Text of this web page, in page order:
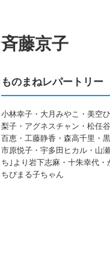
斉藤京子
ものまねレパートリー
小林幸子・大月みやこ・美空
梨子・アグネスチャン・松任
百恵・工藤静香・森高千里・
市原悦子・宇多田ヒカル・山
ち｣より岩下志麻・十朱幸代・
ちぴまる子ちゃん